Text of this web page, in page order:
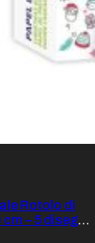
Rotolo di
– 5 disegni